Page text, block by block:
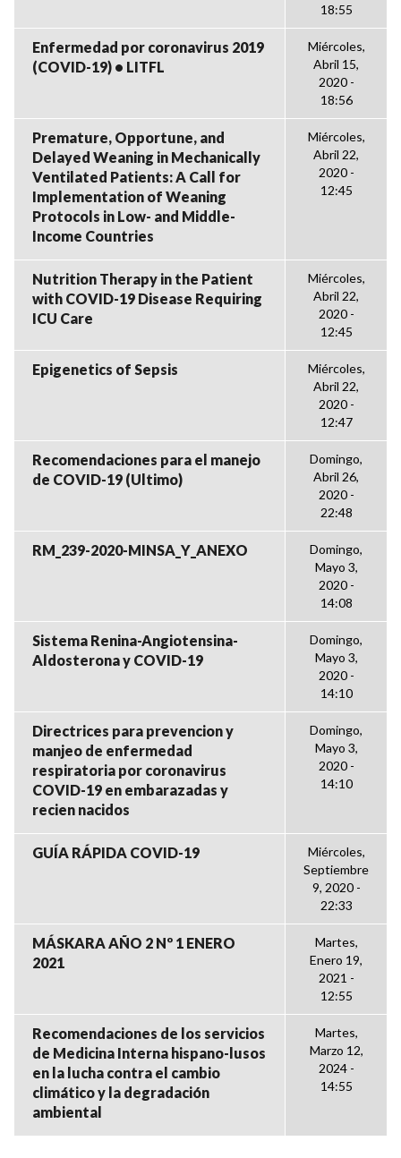
18:55
Enfermedad por coronavirus 2019
(COVID-19) • LITFL
Miércoles,
Abril 15,
2020 -
18:56
Premature, Opportune, and
Delayed Weaning in Mechanically
Ventilated Patients: A Call for
Implementation of Weaning
Protocols in Low- and Middle-
Income Countries
Miércoles,
Abril 22,
2020 -
12:45
Nutrition Therapy in the Patient
with COVID-19 Disease Requiring
ICU Care
Miércoles,
Abril 22,
2020 -
12:45
Epigenetics of Sepsis
Miércoles,
Abril 22,
2020 -
12:47
Recomendaciones para el manejo
de COVID-19 (Ultimo)
Domingo,
Abril 26,
2020 -
22:48
RM_239-2020-MINSA_Y_ANEXO
Domingo,
Mayo 3,
2020 -
14:08
Sistema Renina-Angiotensina-
Aldosterona y COVID-19
Domingo,
Mayo 3,
2020 -
14:10
Directrices para prevencion y
manjeo de enfermedad
respiratoria por coronavirus
COVID-19 en embarazadas y
recien nacidos
Domingo,
Mayo 3,
2020 -
14:10
GUÍA RÁPIDA COVID-19
Miércoles,
Septiembre
9, 2020 -
22:33
MÁSKARA AÑO 2 Nº 1 ENERO
2021
Martes,
Enero 19,
2021 -
12:55
Recomendaciones de los servicios
de Medicina Interna hispano-lusos
en la lucha contra el cambio
climático y la degradación
ambiental
Martes,
Marzo 12,
2024 -
14:55